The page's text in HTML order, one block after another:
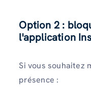
Option 2 :
l'application
Si vous souhaitez
présence :